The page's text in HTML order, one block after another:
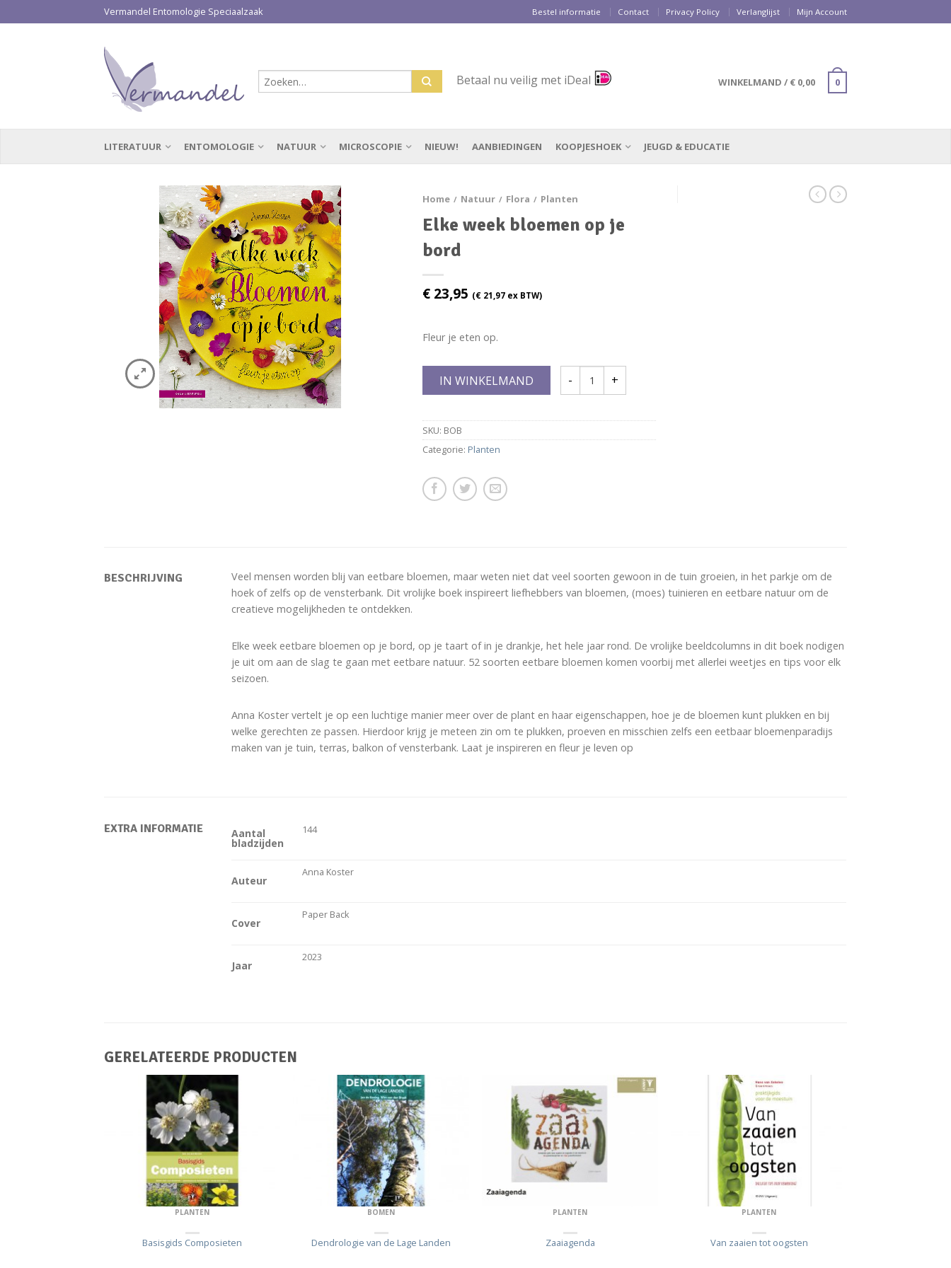
Vermandel Entomologie Speciaalzaak Bestel informatie Contact Privacy Policy Verlanglijst Mijn Account
Betaal nu veilig met iDeal WINKELMAND / € 0,00 0
LITERATUUR ENTOMOLOGIE NATUUR MICROSCOPIE NIEUW! AANBIEDINGEN KOOPJESHOEK JEUGD & EDUCATIE
Home / Natuur / Flora / Planten
Elke week bloemen op je
bord
€ 23,95 (€ 21,97 ex BTW)
Fleur je eten op.
IN WINKELMAND
SKU: BOB
Categorie: Planten
BESCHRIJVING
Veel mensen worden blij van eetbare bloemen, maar weten niet dat veel soorten gewoon in de tuin groeien, in het parkje om de
hoek of zelfs op de vensterbank. Dit vrolijke boek inspireert liefhebbers van bloemen, (moes) tuinieren en eetbare natuur om de
creatieve mogelijkheden te ontdekken.
Elke week eetbare bloemen op je bord, op je taart of in je drankje, het hele jaar rond. De vrolijke beeldcolumns in dit boek nodigen
je uit om aan de slag te gaan met eetbare natuur. 52 soorten eetbare bloemen komen voorbij met allerlei weetjes en tips voor elk
seizoen.
Anna Koster vertelt je op een luchtige manier meer over de plant en haar eigenschappen, hoe je de bloemen kunt plukken en bij
welke gerechten ze passen. Hierdoor krijg je meteen zin om te plukken, proeven en misschien zelfs een eetbaar bloemenparadijs
maken van je tuin, terras, balkon of vensterbank. Laat je inspireren en fleur je leven op
EXTRA INFORMATIE Aantal
bladzijden
144
Auteur
Anna Koster
Cover
Paper Back
Jaar
2023
GERELATEERDE PRODUCTEN
PLANTEN
Basisgids Composieten
BOMEN
Dendrologie van de Lage Landen
PLANTEN
Zaaiagenda
PLANTEN
Van zaaien tot oogsten